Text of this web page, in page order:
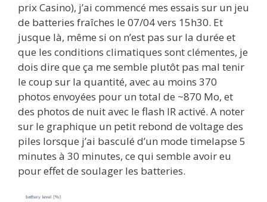
prix Casino), j’ai commencé mes essais sur un jeu
de batteries fraîches le 07/04 vers 15h30. Et
jusque là, même si on n’est pas sur la durée et
que les conditions climatiques sont clémentes, je
dois dire que ça me semble plutôt pas mal tenir
le coup sur la quantité, avec au moins 370
photos envoyées pour un total de ~870 Mo, et
des photos de nuit avec le flash IR activé. A noter
sur le graphique un petit rebond de voltage des
piles lorsque j’ai basculé d’un mode timelapse 5
minutes à 30 minutes, ce qui semble avoir eu
pour effet de soulager les batteries.